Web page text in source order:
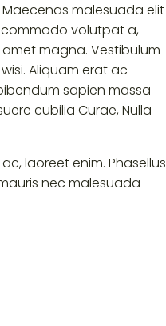
Maecenas malesuada elit
commodo volutpat a,
amet magna. Vestibulum
Aliquam erat ac
sapien massa
cubilia Curae, Nulla
laoreet enim. Phasellus
nec malesuada